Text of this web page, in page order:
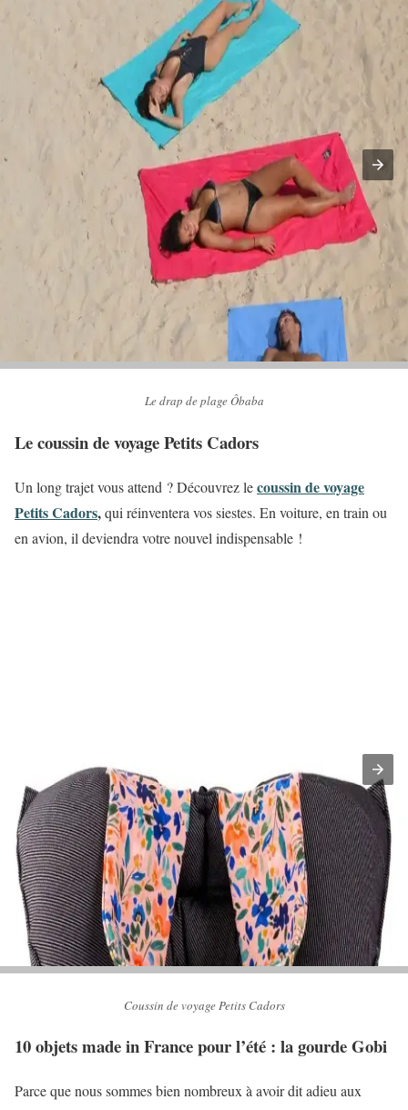
Le drap de plage Ôbaba
Le coussin de voyage Petits Cadors
Un long trajet vous attend ? Découvrez lecoussin de voyage
Petits Cadors,qui réinventera vos siestes. En voiture, en train ou
en avion, il deviendra votre nouvel indispensable !
Coussin de voyage Petits Cadors
10 objets made in France pour l’été : la gourde Gobi
Parce que nous sommes bien nombreux à avoir dit adieu aux